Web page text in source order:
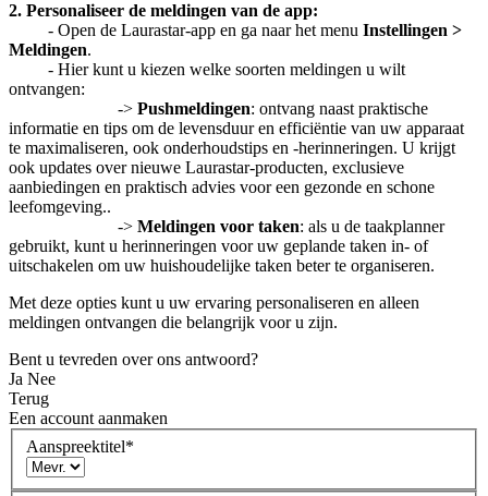
2. Personaliseer de meldingen van de app:
- Open de Laurastar-app en ga naar het menu Instellingen >
Meldingen.
- Hier kunt u kiezen welke soorten meldingen u wilt
ontvangen:
-> Pushmeldingen: ontvang naast praktische
informatie en tips om de levensduur en efficiëntie van uw apparaat
te maximaliseren, ook onderhoudstips en -herinneringen. U krijgt
ook updates over nieuwe Laurastar-producten, exclusieve
aanbiedingen en praktisch advies voor een gezonde en schone
leefomgeving..
-> Meldingen voor taken: als u de taakplanner
gebruikt, kunt u herinneringen voor uw geplande taken in- of
uitschakelen om uw huishoudelijke taken beter te organiseren.
Met deze opties kunt u uw ervaring personaliseren en alleen
meldingen ontvangen die belangrijk voor u zijn.
Bent u tevreden over ons antwoord?
Ja Nee
Terug
Een account aanmaken
Aanspreektitel*